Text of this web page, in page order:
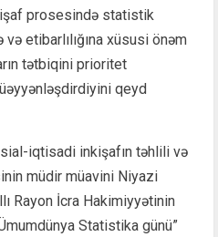
prosesində statistik
etibarlılığına xüsusi önəm
tətbiqini prioritet
qeyd
iqtisadi inkişafın təhlili və
müdir müavini Niyazi
Rayon İcra Hakimiyyətinin
Statistika günü”